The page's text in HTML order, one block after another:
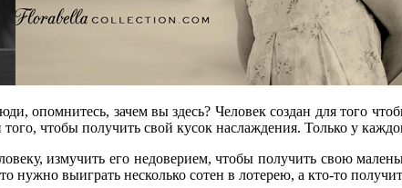
опомнитесь, зачем вы здесь? Человек создан для того
чтобы получить свой кусок наслаждения. Только у
измучить его недоверием, чтобы получить свою
выиграть несколько сотен в лотерею, а кто-то получит